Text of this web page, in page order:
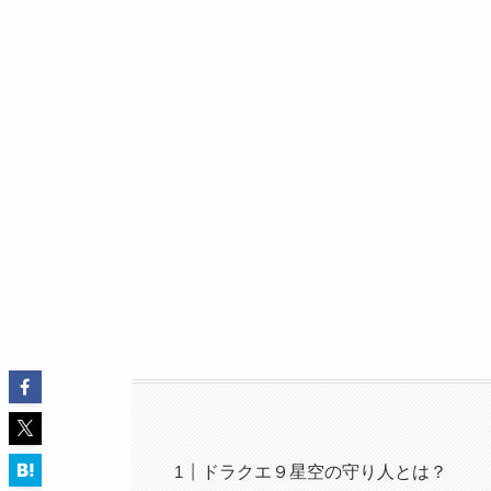
ドラクエ９星空の守り人とは？